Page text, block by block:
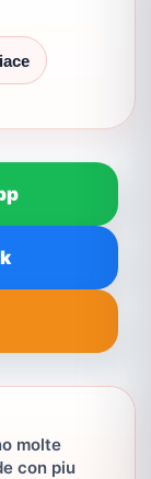
molte
con piu